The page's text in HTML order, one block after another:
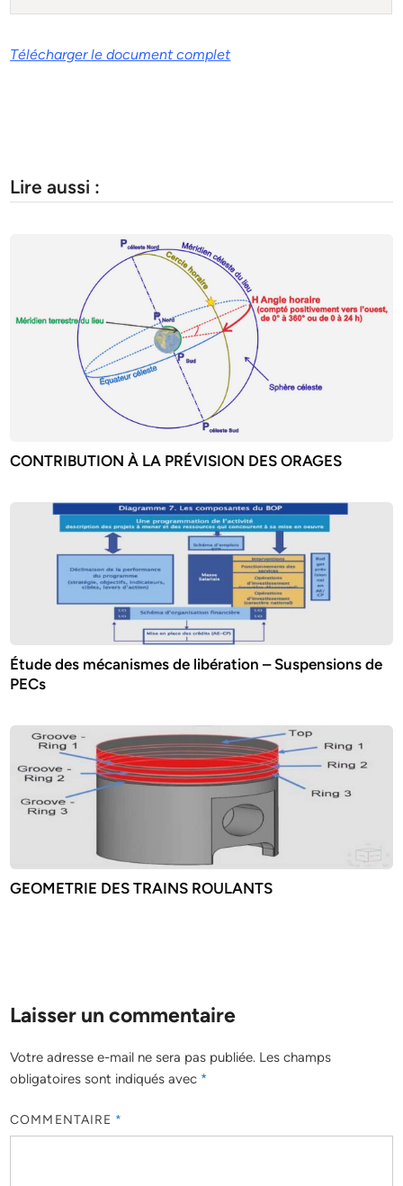
Télécharger le document complet
Lire aussi :
CONTRIBUTION À LA PRÉVISION DES ORAGES
Étude des mécanismes de libération – Suspensions de
PECs
GEOMETRIE DES TRAINS ROULANTS
Laisser un commentaire
Votre adresse e-mail ne sera pas publiée. Les champs
obligatoires sont indiqués avec *
COMMENTAIRE *